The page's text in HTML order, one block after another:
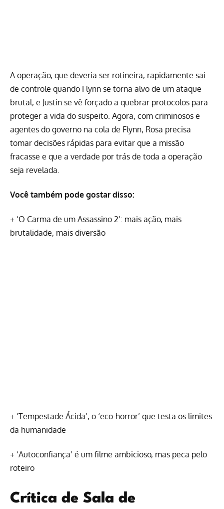
A operação, que deveria ser rotineira, rapidamente sai
de controle quando Flynn se torna alvo de um ataque
brutal, e Justin se vê forçado a quebrar protocolos para
proteger a vida do suspeito. Agora, com criminosos e
agentes do governo na cola de Flynn, Rosa precisa
tomar decisões rápidas para evitar que a missão
fracasse e que a verdade por trás de toda a operação
seja revelada.
Você também pode gostar disso:
+ ‘O Carma de um Assassino 2’: mais ação, mais
brutalidade, mais diversão
+ ‘Tempestade Ácida’, o ‘eco-horror’ que testa os limites
da humanidade
+ ‘Autoconfiança’ é um filme ambicioso, mas peca pelo
roteiro
Crítica de Sala de